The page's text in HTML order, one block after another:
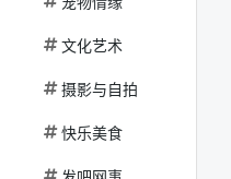
文化艺术
摄影与自拍
快乐美食